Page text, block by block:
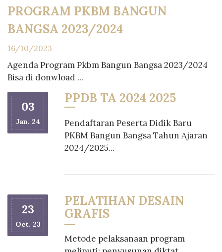
PROGRAM PKBM BANGUN
BANGSA 2023/2024
16/10/2023
Agenda Program Pkbm Bangun Bangsa 2023/2024
Bisa di donwload ...
03
Jan. 24
PPDB TA 2024 2025
Pendaftaran Peserta Didik Baru
PKBM Bangun Bangsa Tahun Ajaran
2024/2025...
23
Oct. 23
PELATIHAN DESAIN
GRAFIS
Metode pelaksanaan program